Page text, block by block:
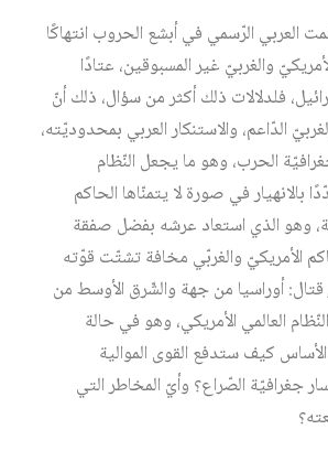
العربي الرّسمي في أبشع الحروب انتهاكًا
والغربيّ غير المسبوقين، عتادًا
فلدلالات ذلك أكثر من سؤال، ذلك أنّ
الدّاعم، والاستنكار العربي بمحدوديّته،
الحرب، وهو ما يجعل النّظام
بالانهيار في صورة لا يتمنّاها الحاكم
وهو الذي استعاد عرشه بفضل صفقة
الأمريكيّ والغربّي مخافة تشتّت قوّته
أوراسيا من جهة والشّرق الأوسط من
العالمي الأمريكي، وهو في حالة
كيف ستدفع القوى الموالية
جغرافيّة الصّراع؟ وأيّ المخاطر التي